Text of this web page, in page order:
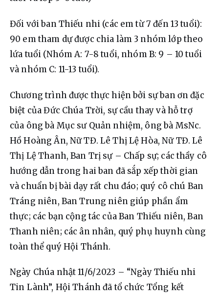
Đối với ban Thiếu nhi (các em từ 7 đến 13 tuổi):
90 em tham dự được chia làm 3 nhóm lớp theo
lứa tuổi (Nhóm A: 7-8 tuổi, nhóm B: 9 – 10 tuổi
và nhóm C: 11-13 tuổi).
Chương trình được thực hiện bởi sự ban ơn đặc
biệt của Đức Chúa Trời, sự cầu thay và hỗ trợ
của ông bà Mục sư Quản nhiệm, ông bà MsNc.
Hồ Hoàng Ân, Nữ TĐ. Lê Thị Lệ Hòa, Nữ TĐ. Lê
Thị Lệ Thanh, Ban Trị sự – Chấp sự; các thầy cô
hướng dẫn trong hai ban đã sắp xếp thời gian
và chuẩn bị bài dạy rất chu đáo; quý cô chú Ban
Tráng niên, Ban Trung niên giúp phần ẩm
thực; các bạn cộng tác của Ban Thiếu niên, Ban
Thanh niên; các ân nhân, quý phụ huynh cùng
toàn thể quý Hội Thánh.
Ngày Chúa nhật 11/6/2023 – “Ngày Thiếu nhi
Tin Lành”, Hội Thánh đã tổ chức Tổng kết